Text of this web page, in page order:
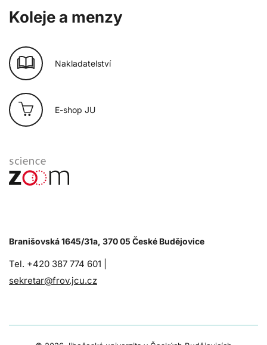
Koleje a menzy
Nakladatelství
E-shop JU
Branišovská 1645/31a, 370 05 České Budějovice
Tel. +420 387 774 601 |
sekretar@frov.jcu.cz